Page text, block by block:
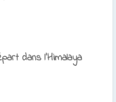
dans l’Himalaya